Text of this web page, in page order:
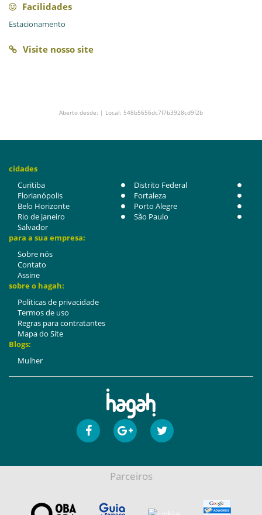
Facilidades
Estacionamento
Visite nosso site
Aberto desde: | Local: 548b5656dc7f7b3928cd9f2b
cidades
Curitiba
Distrito Federal
Florianópolis
Fortaleza
Belo Horizonte
Porto Alegre
Rio de janeiro
São Paulo
Salvador
para a sua empresa:
Sobre nós
Contato
Assine
sobre o hagah:
Politicas de privacidade
Termos de uso
Regras para contratantes
Mapa do Site
Blogs:
Mulher
Parceiros